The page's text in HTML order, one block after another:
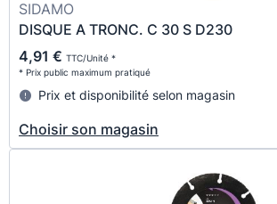
SIDAMO
DISQUE A TRONC. C 30 S D230
4,91 € TTC/Unité *
* Prix public maximum pratiqué
Prix et disponibilité selon magasin
Choisir son magasin